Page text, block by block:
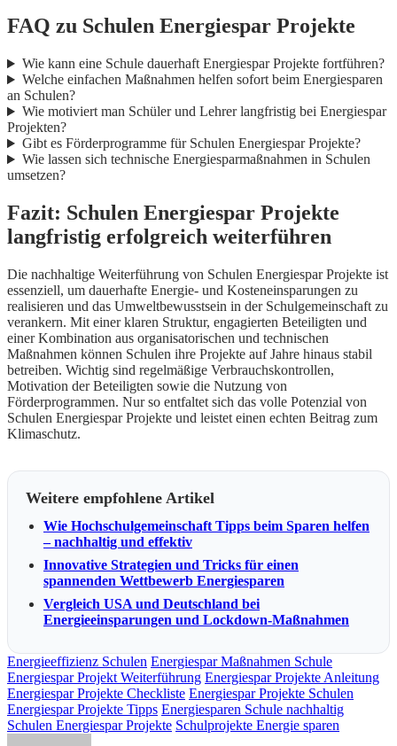
FAQ zu Schulen Energiespar Projekte
Wie kann eine Schule dauerhaft Energiespar Projekte fortführen?
Welche einfachen Maßnahmen helfen sofort beim Energiesparen
an Schulen?
Wie motiviert man Schüler und Lehrer langfristig bei Energiespar
Projekten?
Gibt es Förderprogramme für Schulen Energiespar Projekte?
Wie lassen sich technische Energiesparmaßnahmen in Schulen
umsetzen?
Fazit: Schulen Energiespar Projekte
langfristig erfolgreich weiterführen
Die nachhaltige Weiterführung von Schulen Energiespar Projekte ist
essenziell, um dauerhafte Energie- und Kosteneinsparungen zu
realisieren und das Umweltbewusstsein in der Schulgemeinschaft zu
verankern. Mit einer klaren Struktur, engagierten Beteiligten und
einer Kombination aus organisatorischen und technischen
Maßnahmen können Schulen ihre Projekte auf Jahre hinaus stabil
betreiben. Wichtig sind regelmäßige Verbrauchskontrollen,
Motivation der Beteiligten sowie die Nutzung von
Förderprogrammen. Nur so entfaltet sich das volle Potenzial von
Schulen Energiespar Projekte und leistet einen echten Beitrag zum
Klimaschutz.
Weitere empfohlene Artikel
Wie Hochschulgemeinschaft Tipps beim Sparen helfen
– nachhaltig und effektiv
Innovative Strategien und Tricks für einen
spannenden Wettbewerb Energiesparen
Vergleich USA und Deutschland bei
Energieeinsparungen und Lockdown-Maßnahmen
Energieeffizienz Schulen Energiespar Maßnahmen Schule
Energiespar Projekt Weiterführung Energiespar Projekte Anleitung
Energiespar Projekte Checkliste Energiespar Projekte Schulen
Energiespar Projekte Tipps Energiesparen Schule nachhaltig
Schulen Energiespar Projekte Schulprojekte Energie sparen